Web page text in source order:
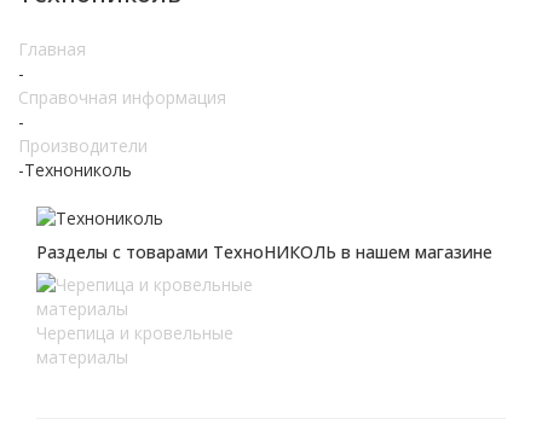
Главная
-
Справочная информация
-
Производители
-Технониколь
Разделы с товарами ТехноНИКОЛЬ в нашем магазине
Черепица и кровельные
материалы